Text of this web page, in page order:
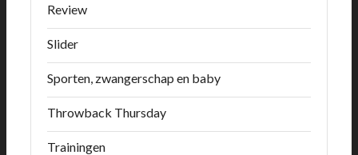
Review
Slider
Sporten, zwangerschap en baby
Throwback Thursday
Trainingen